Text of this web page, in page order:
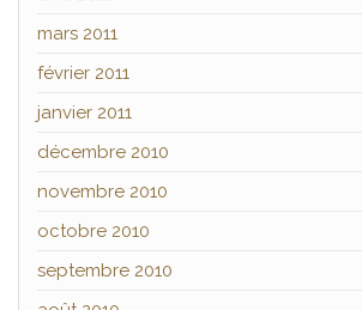
mars 2011
février 2011
janvier 2011
décembre 2010
novembre 2010
octobre 2010
septembre 2010